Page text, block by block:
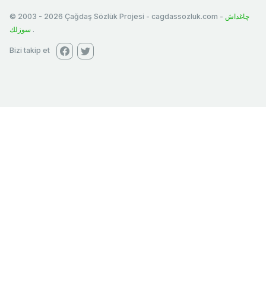
© 2003 - 2026 Çağdaş Sözlük Projesi - cagdassozluk.com - چاغداش
سوزلك .
Bizi takip et